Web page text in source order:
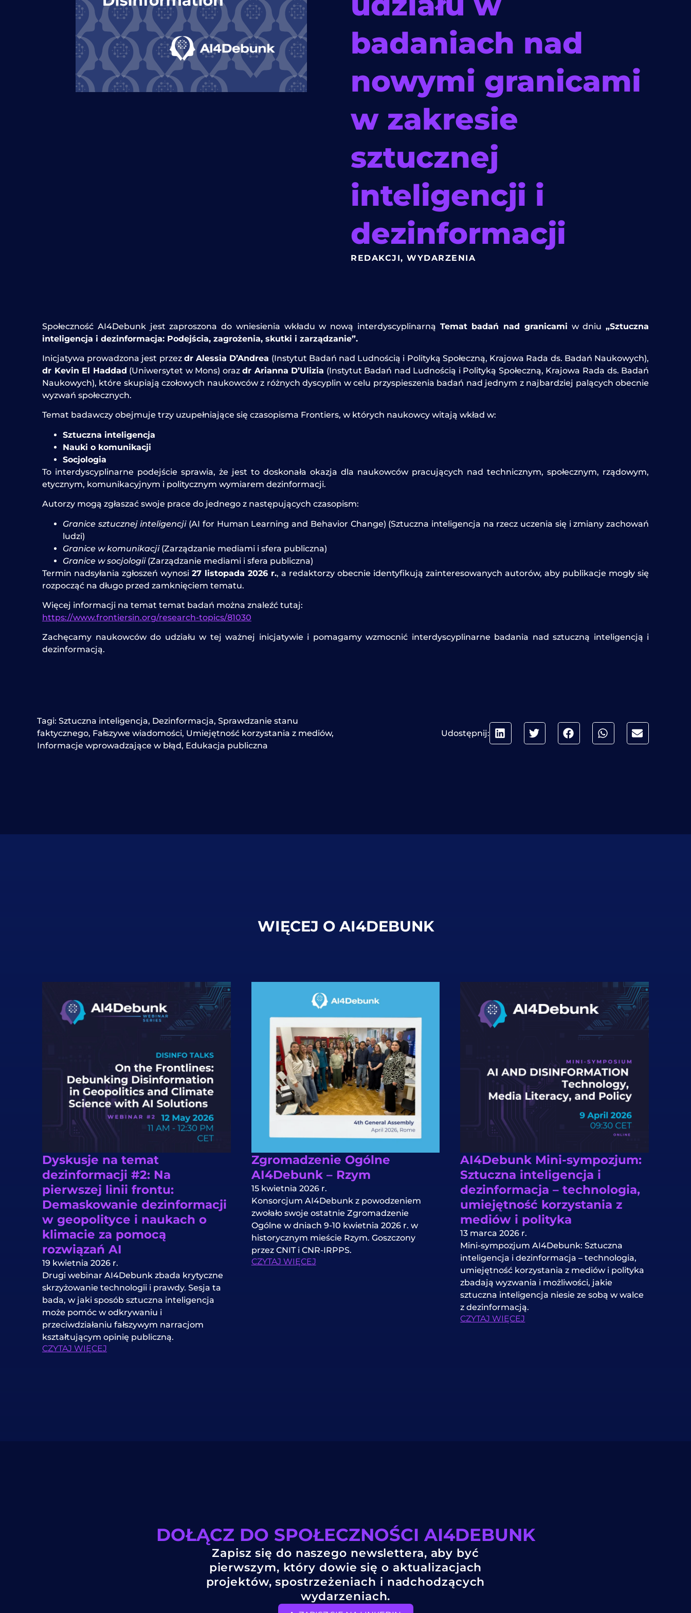
badaniach nad
nowymi granicami
w zakresie
sztucznej
inteligencji i
dezinformacji
REDAKCJI, WYDARZENIA
Społeczność AI4Debunk jest zaproszona do wniesienia wkładu w nową interdyscyplinarną Temat badań nad granicami w dniu „Sztuczna
inteligencja i dezinformacja: Podejścia, zagrożenia, skutki i zarządzanie”.
Inicjatywa prowadzona jest przez dr Alessia D’Andrea (Instytut Badań nad Ludnością i Polityką Społeczną, Krajowa Rada ds. Badań Naukowych),
dr Kevin El Haddad (Uniwersytet w Mons) orazdr Arianna D’Ulizia (Instytut Badań nad Ludnością i Polityką Społeczną, Krajowa Rada ds. Badań
Naukowych), które skupiają czołowych naukowców z różnych dyscyplin w celu przyspieszenia badań nad jednym z najbardziej palących obecnie
wyzwań społecznych.
Temat badawczy obejmuje trzy uzupełniające się czasopisma Frontiers, w których naukowcy witają wkład w:
Sztuczna inteligencja
Nauki o komunikacji
Socjologia
To interdyscyplinarne podejście sprawia, że jest to doskonała okazja dla naukowców pracujących nad technicznym, społecznym, rządowym,
etycznym, komunikacyjnym i politycznym wymiarem dezinformacji.
Autorzy mogą zgłaszać swoje prace do jednego z następujących czasopism:
Granice sztucznej inteligencji(AI for Human Learning and Behavior Change) (Sztuczna inteligencja na rzecz uczenia się i zmiany zachowań
ludzi)
Granice w komunikacji(Zarządzanie mediami i sfera publiczna)
Granice w socjologii(Zarządzanie mediami i sfera publiczna)
Termin nadsyłania zgłoszeń wynosi 27 listopada 2026 r., a redaktorzy obecnie identyfikują zainteresowanych autorów, aby publikacje mogły się
rozpocząć na długo przed zamknięciem tematu.
Więcej informacji na temat temat badań można znaleźć tutaj:
https://www.frontiersin.org/research-topics/81030
Zachęcamy naukowców do udziału w tej ważnej inicjatywie i pomagamy wzmocnić interdyscyplinarne badania nad sztuczną inteligencją i
dezinformacją.
Tagi: Sztuczna inteligencja, Dezinformacja, Sprawdzanie stanu
faktycznego, Fałszywe wiadomości, Umiejętność korzystania z mediów,
Informacje wprowadzające w błąd, Edukacja publiczna
Udostępnij:
WIĘCEJ O AI4DEBUNK
Dyskusje na temat
dezinformacji #2: Na
pierwszej linii frontu:
Demaskowanie dezinformacji
w geopolityce i naukach o
klimacie za pomocą
rozwiązań AI
19 kwietnia 2026 r.
Drugi webinar AI4Debunk zbada krytyczne
skrzyżowanie technologii i prawdy. Sesja ta
bada, w jaki sposób sztuczna inteligencja
może pomóc w odkrywaniu i
przeciwdziałaniu fałszywym narracjom
kształtującym opinię publiczną.
CZYTAJ WIĘCEJ
Zgromadzenie Ogólne
AI4Debunk – Rzym
15 kwietnia 2026 r.
Konsorcjum AI4Debunk z powodzeniem
zwołało swoje ostatnie Zgromadzenie
Ogólne w dniach 9-10 kwietnia 2026 r. w
historycznym mieście Rzym. Goszczony
przez CNIT i CNR-IRPPS.
CZYTAJ WIĘCEJ
AI4Debunk Mini-sympozjum:
Sztuczna inteligencja i
dezinformacja – technologia,
umiejętność korzystania z
mediów i polityka
13 marca 2026 r.
Mini-sympozjum AI4Debunk: Sztuczna
inteligencja i dezinformacja – technologia,
umiejętność korzystania z mediów i polityka
zbadają wyzwania i możliwości, jakie
sztuczna inteligencja niesie ze sobą w walce
z dezinformacją.
CZYTAJ WIĘCEJ
DOŁĄCZ DO SPOŁECZNOŚCI AI4DEBUNK
Zapisz się do naszego newslettera, aby być
pierwszym, który dowie się o aktualizacjach
projektów, spostrzeżeniach i nadchodzących
wydarzeniach.